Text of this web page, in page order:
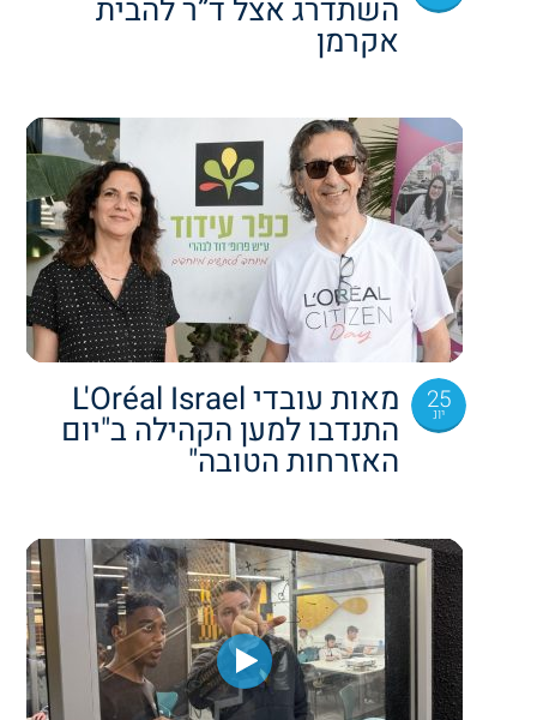
השתדרג אצל ד”ר להבית
אקרמן
25
יונ מאות עובדי L'Oréal Israel
התנדבו למען הקהילה ב"יום
האזרחות הטובה"